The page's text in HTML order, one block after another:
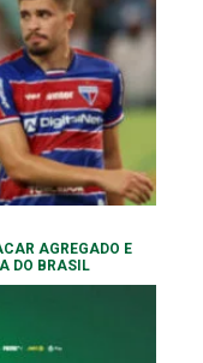
AGREGADO E
DO BRASIL